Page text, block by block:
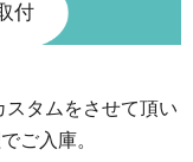
付
タムをさせて頂い
ご入庫。